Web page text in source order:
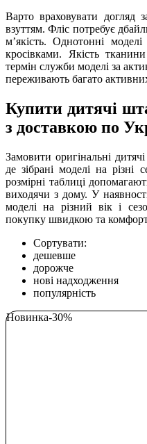
Варто враховувати догляд
взуттям. Фліс потребує
мʼякість. Однотонні
кросівками. Якість
термін служби моделі за
переживають багато
Купити дитячі
з доставкою по
Замовити оригінальні
де зібрані моделі на
розмірні таблиці
виходячи з дому. У
моделі на різний вік і
покупку швидкою та
Сортувати:
дешевше
дорожче
нові надходження
популярність
Новинка-30%